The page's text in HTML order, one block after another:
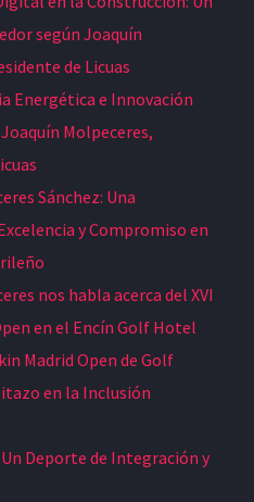
según Joaquín
de Licuas
Energética e Innovación
Molpeceres,
Sánchez: Una
y Compromiso en
nos habla acerca del XVI
en el Encín Golf Hotel
Madrid Open de Golf
en la Inclusión
Deporte de Integración y